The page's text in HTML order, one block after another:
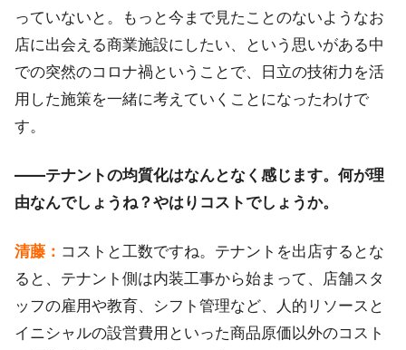
っていないと。もっと今まで見たことのないようなお
店に出会える商業施設にしたい、という思いがある中
での突然のコロナ禍ということで、日立の技術力を活
用した施策を一緒に考えていくことになったわけで
す。
――テナントの均質化はなんとなく感じます。何が理
由なんでしょうね？やはりコストでしょうか。
清藤： コストと工数ですね。テナントを出店するとな
ると、テナント側は内装工事から始まって、店舗スタ
ッフの雇用や教育、シフト管理など、人的リソースと
イニシャルの設営費用といった商品原価以外のコスト